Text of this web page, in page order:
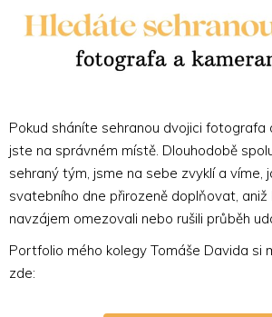
Pokud sháníte sehranou dvojici fotografa
jste na správném místě. Dlouhodobě
sehraný tým, jsme na sebe zvyklí a víme,
svatebního dne přirozeně doplňovat, aniž
navzájem omezovali nebo rušili průběh
Portfolio mého kolegy Tomáše Davida si
zde: